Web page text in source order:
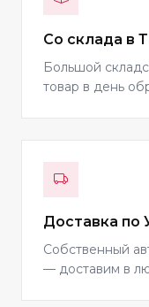
Со склада в
Большой
товар в день
Доставка по
Собственный
— доставим в